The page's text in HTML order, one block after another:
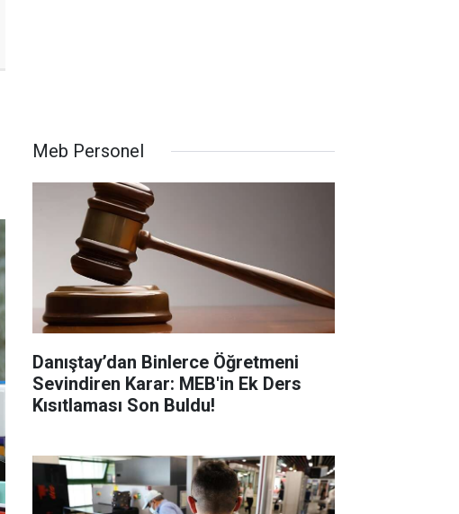
Meb Personel
Danıştay’dan Binlerce Öğretmeni
Sevindiren Karar: MEB'in Ek Ders
Kısıtlaması Son Buldu!